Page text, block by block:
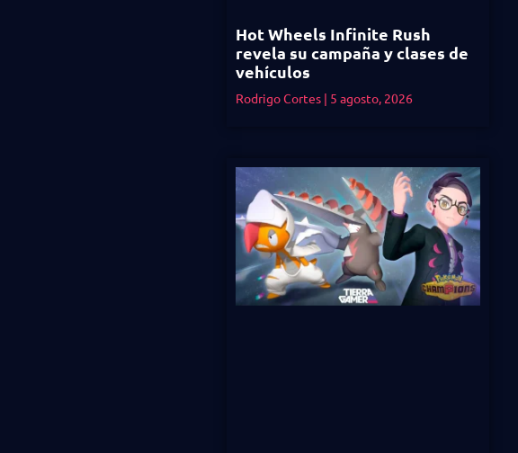
Hot Wheels Infinite Rush
revela su campaña y clases de
vehículos
Rodrigo Cortes 5 agosto, 2026